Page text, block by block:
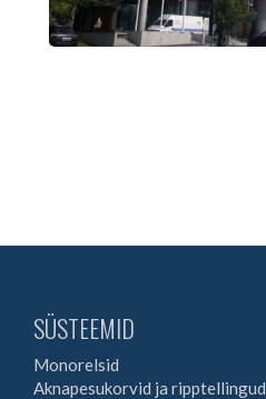
SÜSTEEMID
Monorelsid
Aknapesukorvid ja ripptellingud